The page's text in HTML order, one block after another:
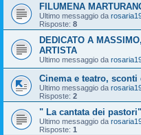
FILUMENA
Ultimo messaggio da
Risposte: 8
DEDICATO A
ARTISTA
Ultimo messaggio da
Cinema e teatro,
Ultimo messaggio da
Risposte: 2
" La cantata dei pastori"
Ultimo messaggio da
Risposte: 1